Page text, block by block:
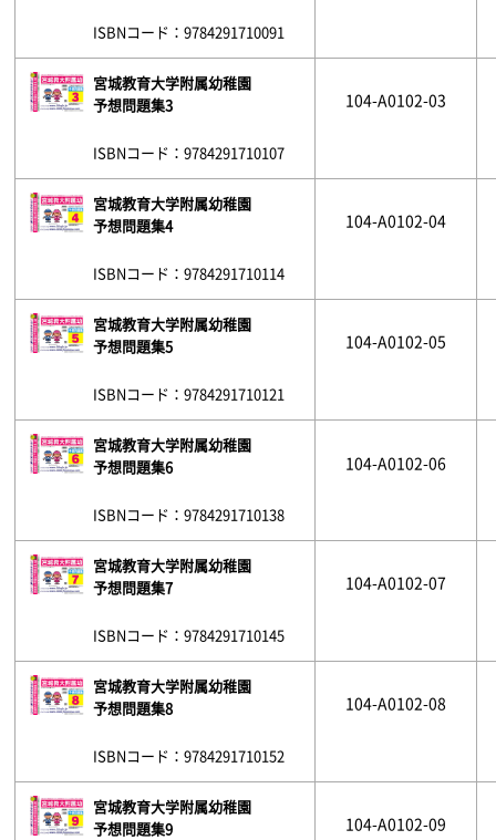
ISBNコード：9784291710091
宮城教育大学附属幼稚園
予想問題集3
ISBNコード：9784291710107
104-A0102-03
宮城教育大学附属幼稚園
予想問題集4
ISBNコード：9784291710114
104-A0102-04
宮城教育大学附属幼稚園
予想問題集5
ISBNコード：9784291710121
104-A0102-05
宮城教育大学附属幼稚園
予想問題集6
ISBNコード：9784291710138
104-A0102-06
宮城教育大学附属幼稚園
予想問題集7
ISBNコード：9784291710145
104-A0102-07
宮城教育大学附属幼稚園
予想問題集8
ISBNコード：9784291710152
104-A0102-08
宮城教育大学附属幼稚園
予想問題集9
104-A0102-09